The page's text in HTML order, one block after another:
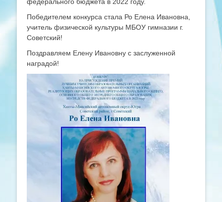
Победителем конкурса стала Ро Елена Ивановна,
учитель физической культуры МБОУ гимназии г.
Советский!
Поздравляем Елену Ивановну с заслуженной
наградой!